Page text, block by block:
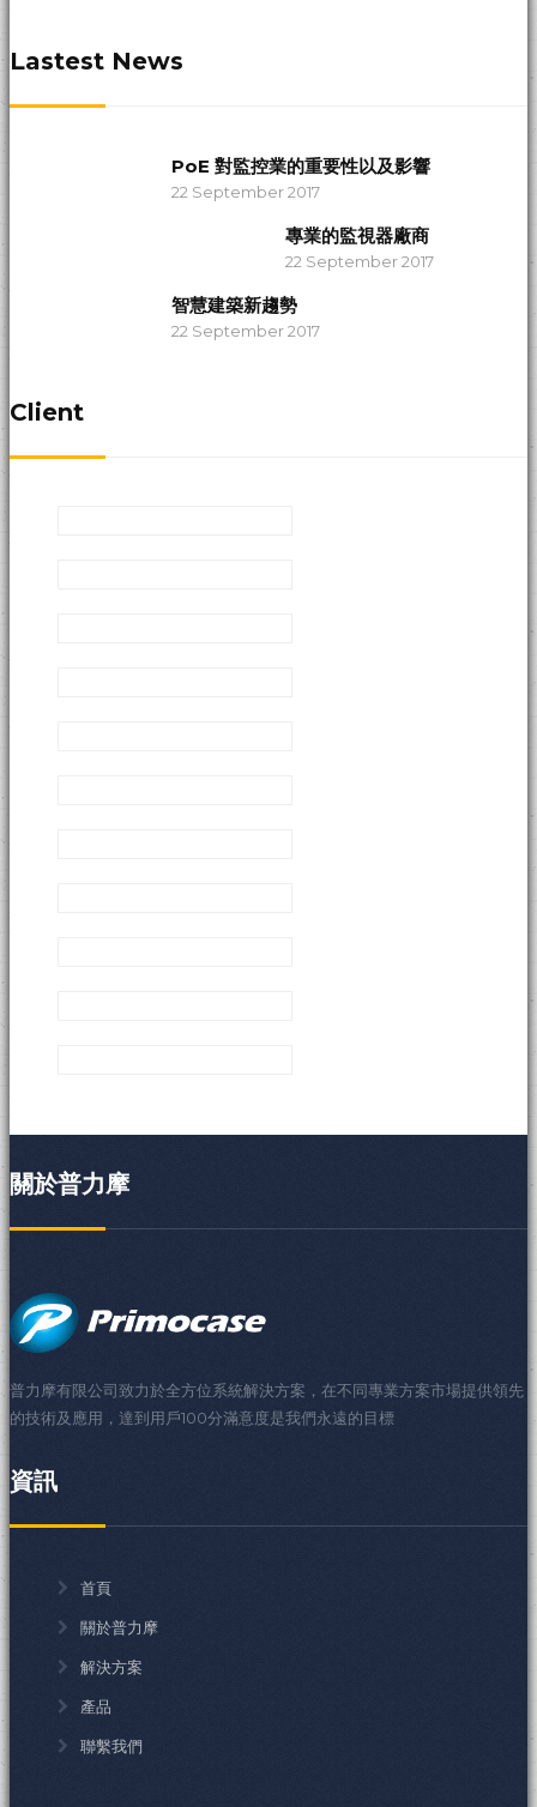
Lastest News
PoE 對監控業的重要性以及影響
22 September 2017
專業的監視器廠商
22 September 2017
智慧建築新趨勢
22 September 2017
Client
關於普力摩
普力摩有限公司致力於全方位系統解決方案，在不同專業方案市場提供領先
的技術及應用，達到用戶100分滿意度是我們永遠的目標
資訊
首頁
關於普力摩
解決方案
產品
聯繫我們